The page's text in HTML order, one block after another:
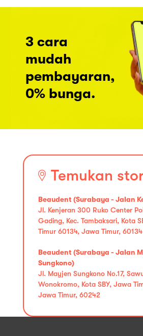
3 cara
mudah
pembayaran,
0% bunga.
Temukan
Beaudent (Surabaya - Jalan
Jl. Kenjeran 300 Ruko Center
Gading, Kec. Tambaksari, Kota
Timur 60134, Jawa Timur, 60134
Beaudent (Surabaya - Jalan
Sungkono)
Jl. Mayjen Sungkono No.17,
Wonokromo, Kota SBY, Jawa
Jawa Timur, 60242